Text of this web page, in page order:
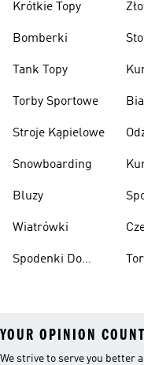
Krótkie Topy
Bomberki
Tank Topy
Torby Sportowe
Stroje Kąpielowe
Snowboarding
Bluzy
Wiatrówki
Spodenki Do
YOUR OPINION
We strive to serve you better